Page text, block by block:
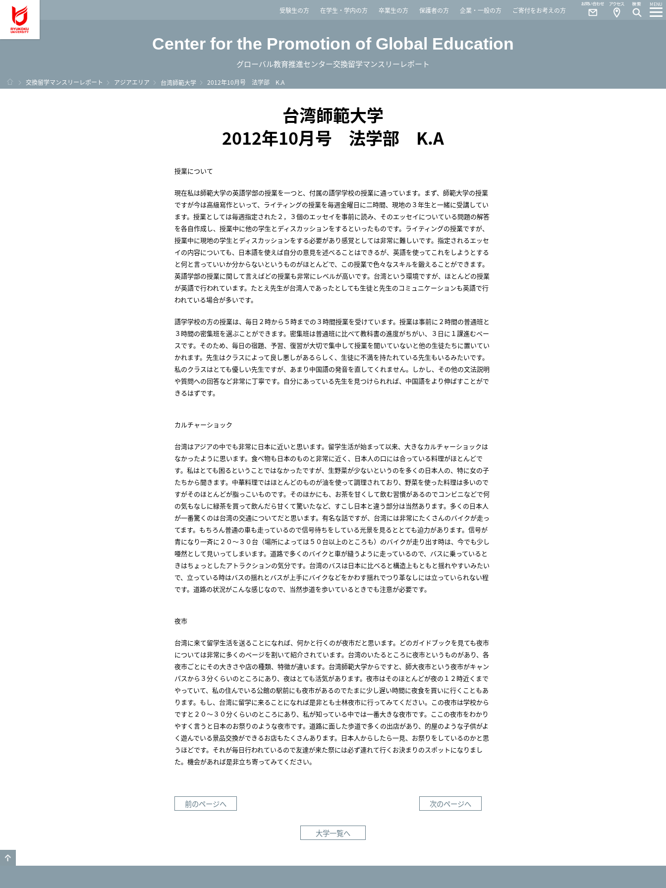
龍谷大学 You, Unlimited受験生の方 在学生・学内の方 卒業生の方 保護者の方 企業・一般の方 ご寄付をお考えの方
MENU
Access
Contact
Center for the Promotion of Global Education
グローバル教育推進センター交換留学マンスリーレポート
ホーム
交換留学マンスリーレポート アジアエリア 台湾師範大学 2012年10月号 法学部 K.A
台湾師範大学
2012年10月号 法学部 K.A
授業について
現在私は師範大学の英語学部の授業を一つと、付属の語学学校の授業に通っています。まず、師範大学の授業
ですが今は高級寫作といって、ライティングの授業を毎週金曜日に二時間、現地の３年生と一緒に受講してい
ます。授業としては毎週指定された２，３個のエッセイを事前に読み、そのエッセイについている問題の解答
を各自作成し、授業中に他の学生とディスカッションをするといったものです。ライティングの授業ですが、
授業中に現地の学生とディスカッションをする必要があり感覚としては非常に難しいです。指定されるエッセ
イの内容についても、日本語を使えば自分の意見を述べることはできるが、英語を使ってこれをしようとする
と何と言っていいか分からないというものがほとんどで、この授業で色々なスキルを鍛えることができます。
英語学部の授業に関して言えばどの授業も非常にレベルが高いです。台湾という環境ですが、ほとんどの授業
が英語で行われています。たとえ先生が台湾人であったとしても生徒と先生のコミュニケーションも英語で行
われている場合が多いです。
語学学校の方の授業は、毎日２時から５時までの３時間授業を受けています。授業は事前に２時間の普通班と
３時間の密集班を選ぶことができます。密集班は普通班に比べて教科書の進度がちがい、３日に１課進むペー
スです。そのため、毎日の宿題、予習、復習が大切で集中して授業を聞いていないと他の生徒たちに置いてい
かれます。先生はクラスによって良し悪しがあるらしく、生徒に不満を持たれている先生もいるみたいです。
私のクラスはとても優しい先生ですが、あまり中国語の発音を直してくれません。しかし、その他の文法説明
や質問への回答など非常に丁寧です。自分にあっている先生を見つけられれば、中国語をより伸ばすことがで
きるはずです。
カルチャーショック
台湾はアジアの中でも非常に日本に近いと思います。留学生活が始まって以来、大きなカルチャーショックは
なかったように思います。食べ物も日本のものと非常に近く、日本人の口には合っている料理がほとんどで
す。私はとても困るということではなかったですが、生野菜が少ないというのを多くの日本人の、特に女の子
たちから聞きます。中華料理ではほとんどのものが油を使って調理されており、野菜を使った料理は多いので
すがそのほとんどが脂っこいものです。そのほかにも、お茶を甘くして飲む習慣があるのでコンビニなどで何
の気もなしに緑茶を買って飲んだら甘くて驚いたなど、すこし日本と違う部分は当然あります。多くの日本人
が一番驚くのは台湾の交通についてだと思います。有名な話ですが、台湾には非常にたくさんのバイクが走っ
てます。もちろん普通の車も走っているので信号待ちをしている光景を見るととても迫力があります。信号が
青になり一斉に２０～３０台（場所によっては５０台以上のところも）のバイクが走り出す時は、今でも少し
唖然として見いってしまいます。道路で多くのバイクと車が縫うように走っているので、バスに乗っていると
きはちょっとしたアトラクションの気分です。台湾のバスは日本に比べると構造上もともと揺れやすいみたい
で、立っている時はバスの揺れとバスが上手にバイクなどをかわす揺れでつり革なしには立っていられない程
です。道路の状況がこんな感じなので、当然歩道を歩いているときでも注意が必要です。
夜市
台湾に来て留学生活を送ることになれば、何かと行くのが夜市だと思います。どのガイドブックを見ても夜市
については非常に多くのページを割いて紹介されています。台湾のいたるところに夜市というものがあり、各
夜市ごとにその大きさや店の種類、特徴が違います。台湾師範大学からですと、師大夜市という夜市がキャン
パスから３分くらいのところにあり、夜はとても活気があります。夜市はそのほとんどが夜の１２時近くまで
やっていて、私の住んでいる公館の駅前にも夜市があるのでたまに少し遅い時間に夜食を買いに行くこともあ
ります。もし、台湾に留学に来ることになれば是非とも士林夜市に行ってみてください。この夜市は学校から
ですと２０～３０分くらいのところにあり、私が知っている中では一番大きな夜市です。ここの夜市をわかり
やすく言うと日本のお祭りのような夜市です。道路に面した歩道で多くの出店があり、的屋のような子供がよ
く遊んでいる景品交換ができるお店もたくさんあります。日本人からしたら一見、お祭りをしているのかと思
うほどです。それが毎日行われているので友達が来た祭には必ず連れて行くお決まりのスポットになりまし
た。機会があれば是非立ち寄ってみてください。
前のページへ 次のページへ
大学一覧へ